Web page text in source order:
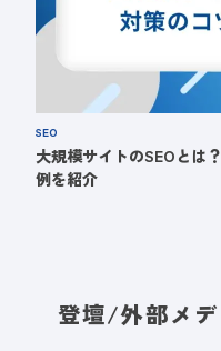
SEO
大規模サイトのSEOとは
例を紹介
登壇/外部メデ